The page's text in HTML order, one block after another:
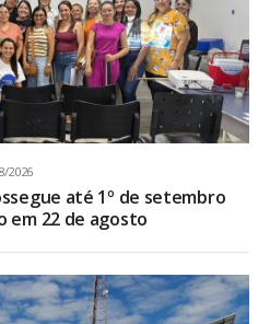
2026
até 1º de setembro
em 22 de agosto